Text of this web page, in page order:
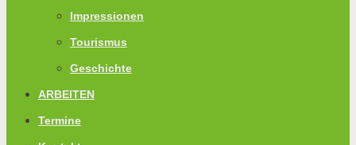
Impressionen
Tourismus
Geschichte
ARBEITEN
Termine